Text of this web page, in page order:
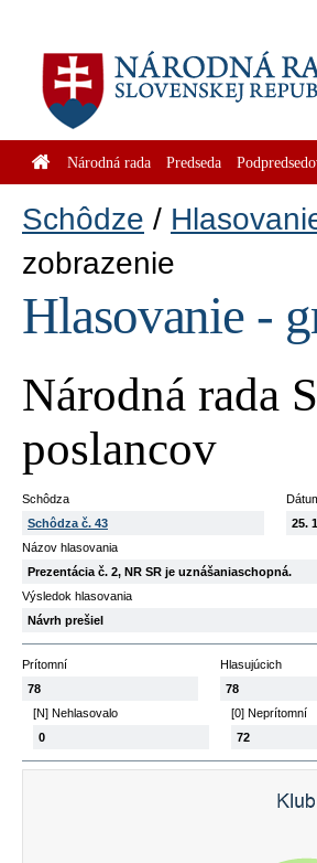
Národná rada Predseda
Schôdze
zobrazenie
Hlasovanie -
Národná rada
poslancov
Schôdza
Schôdza č. 43
25.
Názov hlasovania
Prezentácia č. 2, NR SR je uznášaniaschopná.
Výsledok hlasovania
Návrh prešiel
Prítomní
78
Hlasujúcich
78
[N] Nehlasovalo
0
[0] Neprítomní
72